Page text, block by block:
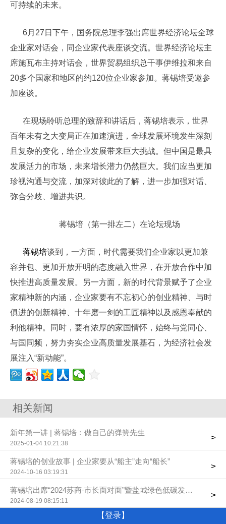
可持续的未来。
6月27日下午，国务院总理李强出席世界经济论坛全球
企业家对话会，同企业家代表座谈交流。世界经济论坛主
席施瓦布主持对话会，世界贸易组织总干事伊维拉和来自
20多个国家和地区的约120位企业家参加。蒋锡培受邀参
加座谈。
在现场聆听总理的致辞和讲话后，蒋锡培表示，世界
百年未有之大变局正在加速演进，全球发展环境发生深刻
且复杂的变化，给企业发展带来巨大挑战。但中国是最具
发展活力的市场，未来增长潜力仍然巨大。我们应当更加
珍视沟通与交流，加深对彼此的了解，进一步加强对话、
弥合分歧、增进共识。
蒋锡培（第一排左二）在论坛现场
蒋锡培谈到，一方面，时代需要我们企业家以更加兼
容并包、更加开放开明的态度融入世界，在开放合作中加
快推进高质量发展。另一方面，新的时代背景赋予了企业
家精神新的内涵，企业家要有不忘初心的创业精神、与时
俱进的创新精神、十年磨一剑的工匠精神以及感恩奉献的
利他精神。同时，要有浓厚的家国情怀，始终与党同心、
与国同频，努力夯实企业高质量发展基石，为经济社会发
展注入“新动能”。
相关新闻
新年第一讲 | 蒋锡培：做自己的弹簧先生
2025-01-04 10:21:38
>
蒋锡培的创业故事 | 企业家要从“船主”走向“船长”
2024-10-16 03:19:31
>
蒋锡培出席“2024苏商·市长面对面”暨盐城绿色低碳发展合作交流
2024-08-19 08:15:11
>
【登录】